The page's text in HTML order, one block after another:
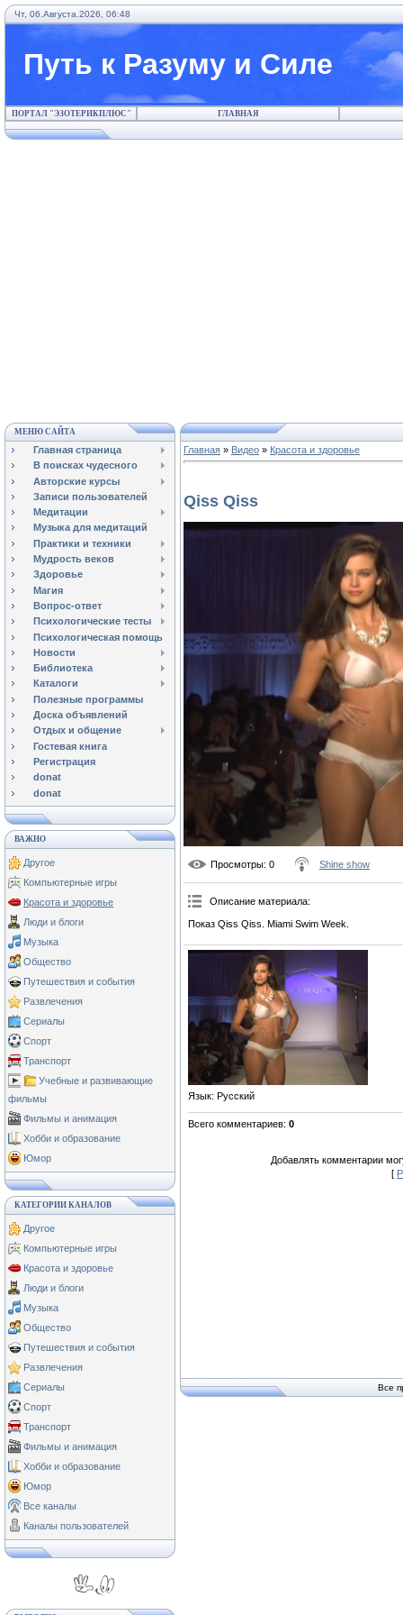
Чт, 06.Августа.2026, 06:48
Путь к Разуму и Силе
ПОРТАЛ "ЭЗОТЕРИКПЛЮС" ГЛАВНАЯ
МЕНЮ САЙТА
Главная страница
В поисках чудесного
Авторские курсы
Записи пользователей
Медитации
Музыка для медитаций
Практики и техники
Мудрость веков
Здоровье
Магия
Вопрос-ответ
Психологические тесты
Психологическая помощь
Новости
Библиотека
Каталоги
Полезные программы
Доска объявлений
Отдых и общение
Гостевая книга
Регистрация
donat
donat
ВАЖНО
Другое
Компьютерные игры
Красота и здоровье
Люди и блоги
Музыка
Общество
Путешествия и события
Развлечения
Сериалы
Спорт
Транспорт
Учебные и развивающие
фильмы
Фильмы и анимация
Хобби и образование
Юмор
КАТЕГОРИИ КАНАЛОВ
Другое
Компьютерные игры
Красота и здоровье
Люди и блоги
Музыка
Общество
Путешествия и события
Развлечения
Сериалы
Спорт
Транспорт
Фильмы и анимация
Хобби и образование
Юмор
Все каналы
Каналы пользователей
Главная » Видео » Красота и здоровье
Qiss Qiss
Просмотры: 0 Shine show
Описание материала:
Показ Qiss Qiss. Miami Swim Week.
Язык: Русский
Всего комментариев: 0
Добавлять комментарии
[
Все